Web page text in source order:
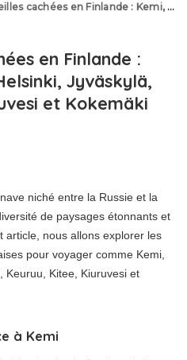
: Kemi, Kauniainen, Helsinki, Jyväskylä, Keuruu, Kitee, Kiuruvesi et Kokemäki
en Finlande :
Jyväskylä,
et Kokemäki
niché entre la Russie et la
de paysages étonnants et
article, nous allons explorer les
pour voyager comme Kemi,
Keuruu, Kitee, Kiuruvesi et
à Kemi